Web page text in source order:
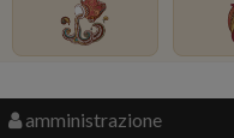
amministrazione